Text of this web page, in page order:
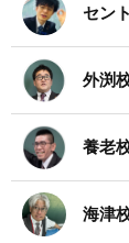
セン
外渕
養老
海津